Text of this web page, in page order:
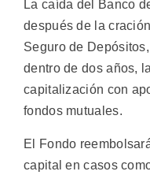
La caída del Banco
después de la
Seguro de
dentro de dos años,
capitalización con
fondos mutuales.
El Fondo
capital en casos